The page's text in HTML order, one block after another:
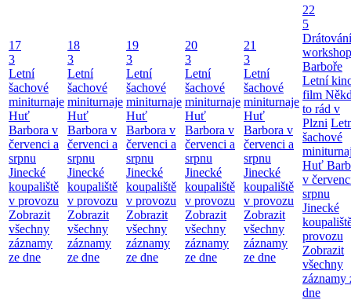
17
3
Letní
šachové
miniturnaje
Huť
Barbora v
červenci a
srpnu
Jinecké
koupaliště
v provozu
Zobrazit
všechny
záznamy
ze dne
18
3
Letní
šachové
miniturnaje
Huť
Barbora v
červenci a
srpnu
Jinecké
koupaliště
v provozu
Zobrazit
všechny
záznamy
ze dne
19
3
Letní
šachové
miniturnaje
Huť
Barbora v
červenci a
srpnu
Jinecké
koupaliště
v provozu
Zobrazit
všechny
záznamy
ze dne
20
3
Letní
šachové
miniturnaje
Huť
Barbora v
červenci a
srpnu
Jinecké
koupaliště
v provozu
Zobrazit
všechny
záznamy
ze dne
21
3
Letní
šachové
miniturnaje
Huť
Barbora v
červenci a
srpnu
Jinecké
koupaliště
v provozu
Zobrazit
všechny
záznamy
ze dne
22
5
Barboře
Letní
film
to rád v
Plzni
šachové
Huť
v
srpnu
Jinecké
provozu
Zobrazit
všechny
záznamy
dne